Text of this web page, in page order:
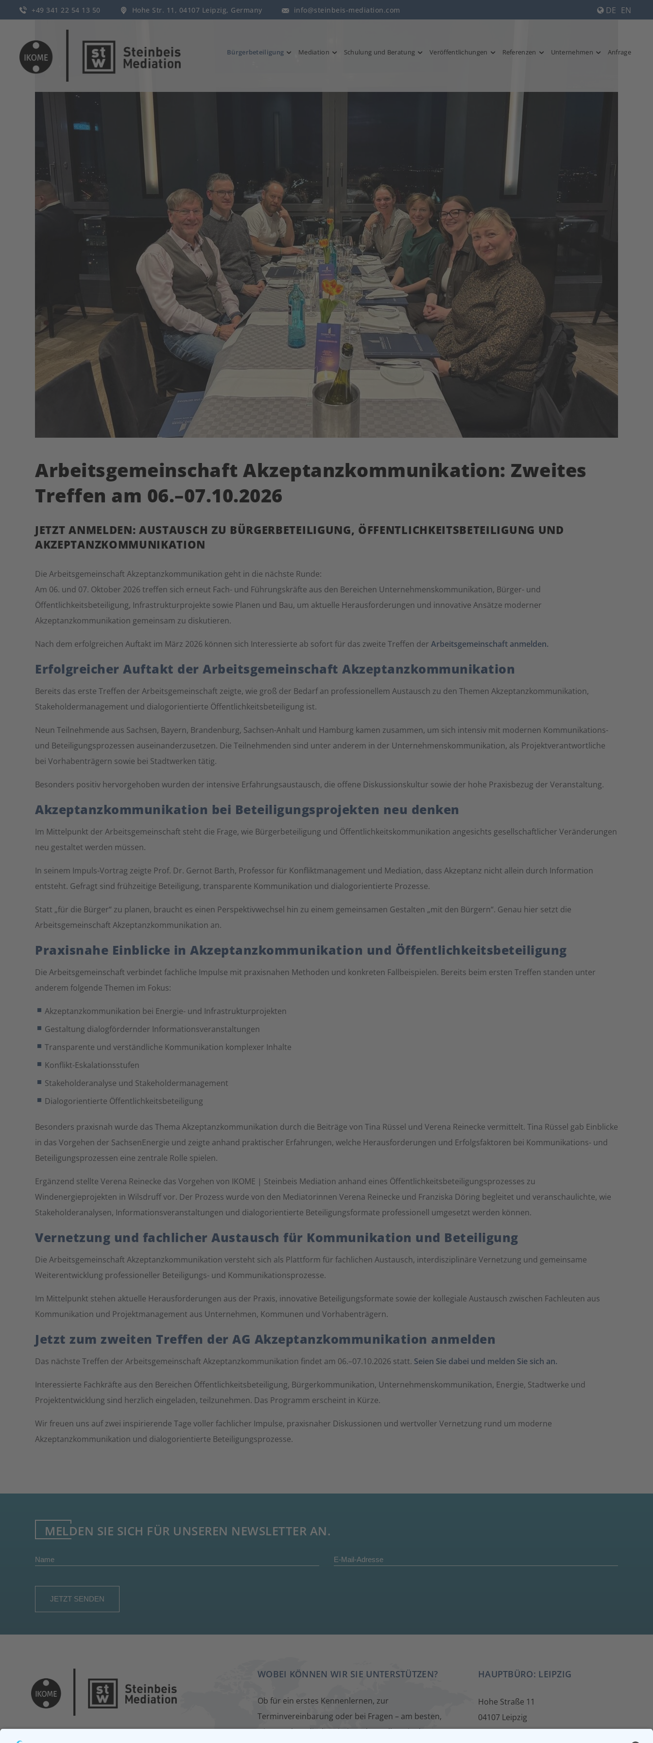
+49 341 22 54 13 50 Hohe Str. 11, 04107 Leipzig, Germany info@steinbeis-mediation.com DE EN
Bürgerbeteiligung Mediation Schulung und Beratung Veröffentlichungen Referenzen Unternehmen Anfrage
Arbeitsgemeinschaft Akzeptanzkommunikation: Zweites
Treffen am 06.–07.10.2026
JETZT ANMELDEN: AUSTAUSCH ZU BÜRGERBETEILIGUNG, ÖFFENTLICHKEITSBETEILIGUNG UND
AKZEPTANZKOMMUNIKATION
Die Arbeitsgemeinschaft Akzeptanzkommunikation geht in die nächste Runde:
Am 06. und 07. Oktober 2026 treffen sich erneut Fach- und Führungskräfte aus den Bereichen Unternehmenskommunikation, Bürger- und
Öffentlichkeitsbeteiligung, Infrastrukturprojekte sowie Planen und Bau, um aktuelle Herausforderungen und innovative Ansätze moderner
Akzeptanzkommunikation gemeinsam zu diskutieren.
Nach dem erfolgreichen Auftakt im März 2026 können sich Interessierte ab sofort für das zweite Treffen der Arbeitsgemeinschaft anmelden.
Erfolgreicher Auftakt der Arbeitsgemeinschaft Akzeptanzkommunikation
Bereits das erste Treffen der Arbeitsgemeinschaft zeigte, wie groß der Bedarf an professionellem Austausch zu den Themen Akzeptanzkommunikation,
Stakeholdermanagement und dialogorientierte Öffentlichkeitsbeteiligung ist.
Neun Teilnehmende aus Sachsen, Bayern, Brandenburg, Sachsen-Anhalt und Hamburg kamen zusammen, um sich intensiv mit modernen Kommunikations-
und Beteiligungsprozessen auseinanderzusetzen. Die Teilnehmenden sind unter anderem in der Unternehmenskommunikation, als Projektverantwortliche
bei Vorhabenträgern sowie bei Stadtwerken tätig.
Besonders positiv hervorgehoben wurden der intensive Erfahrungsaustausch, die offene Diskussionskultur sowie der hohe Praxisbezug der Veranstaltung.
Akzeptanzkommunikation bei Beteiligungsprojekten neu denken
Im Mittelpunkt der Arbeitsgemeinschaft steht die Frage, wie Bürgerbeteiligung und Öffentlichkeitskommunikation angesichts gesellschaftlicher Veränderungen
neu gestaltet werden müssen.
In seinem Impuls-Vortrag zeigte Prof. Dr. Gernot Barth, Professor für Konfliktmanagement und Mediation, dass Akzeptanz nicht allein durch Information
entsteht. Gefragt sind frühzeitige Beteiligung, transparente Kommunikation und dialogorientierte Prozesse.
Statt „für die Bürger“ zu planen, braucht es einen Perspektivwechsel hin zu einem gemeinsamen Gestalten „mit den Bürgern“. Genau hier setzt die
Arbeitsgemeinschaft Akzeptanzkommunikation an.
Praxisnahe Einblicke in Akzeptanzkommunikation und Öffentlichkeitsbeteiligung
Die Arbeitsgemeinschaft verbindet fachliche Impulse mit praxisnahen Methoden und konkreten Fallbeispielen. Bereits beim ersten Treffen standen unter
anderem folgende Themen im Fokus:
Akzeptanzkommunikation bei Energie- und Infrastrukturprojekten
Gestaltung dialogfördernder Informationsveranstaltungen
Transparente und verständliche Kommunikation komplexer Inhalte
Konflikt-Eskalationsstufen
Stakeholderanalyse und Stakeholdermanagement
Dialogorientierte Öffentlichkeitsbeteiligung
Besonders praxisnah wurde das Thema Akzeptanzkommunikation durch die Beiträge von Tina Rüssel und Verena Reinecke vermittelt. Tina Rüssel gab Einblicke
in das Vorgehen der SachsenEnergie und zeigte anhand praktischer Erfahrungen, welche Herausforderungen und Erfolgsfaktoren bei Kommunikations- und
Beteiligungsprozessen eine zentrale Rolle spielen.
Ergänzend stellte Verena Reinecke das Vorgehen von IKOME | Steinbeis Mediation anhand eines Öffentlichkeitsbeteiligungsprozesses zu
Windenergieprojekten in Wilsdruff vor. Der Prozess wurde von den Mediatorinnen Verena Reinecke und Franziska Döring begleitet und veranschaulichte, wie
Stakeholderanalysen, Informationsveranstaltungen und dialogorientierte Beteiligungsformate professionell umgesetzt werden können.
Vernetzung und fachlicher Austausch für Kommunikation und Beteiligung
Die Arbeitsgemeinschaft Akzeptanzkommunikation versteht sich als Plattform für fachlichen Austausch, interdisziplinäre Vernetzung und gemeinsame
Weiterentwicklung professioneller Beteiligungs- und Kommunikationsprozesse.
Im Mittelpunkt stehen aktuelle Herausforderungen aus der Praxis, innovative Beteiligungsformate sowie der kollegiale Austausch zwischen Fachleuten aus
Kommunikation und Projektmanagement aus Unternehmen, Kommunen und Vorhabenträgern.
Jetzt zum zweiten Treffen der AG Akzeptanzkommunikation anmelden
Das nächste Treffen der Arbeitsgemeinschaft Akzeptanzkommunikation findet am 06.–07.10.2026 statt. Seien Sie dabei und melden Sie sich an.
Interessierte Fachkräfte aus den Bereichen Öffentlichkeitsbeteiligung, Bürgerkommunikation, Unternehmenskommunikation, Energie, Stadtwerke und
Projektentwicklung sind herzlich eingeladen, teilzunehmen. Das Programm erscheint in Kürze.
Wir freuen uns auf zwei inspirierende Tage voller fachlicher Impulse, praxisnaher Diskussionen und wertvoller Vernetzung rund um moderne
Akzeptanzkommunikation und dialogorientierte Beteiligungsprozesse.
MELDEN SIE SICH FÜR UNSEREN NEWSLETTER AN.
WOBEI KÖNNEN WIR SIE UNTERSTÜTZEN?
Ob für ein erstes Kennenlernen, zur
Terminvereinbarung oder bei Fragen – am besten,
wir sprechen direkt miteinander. Füllen Sie dazu
HAUPTBÜRO: LEIPZIG
Hohe Straße 11
04107 Leipzig